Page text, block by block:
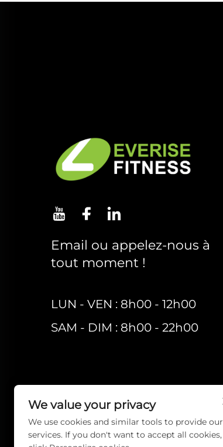
Email ou appelez-nous à
tout moment !
LUN - VEN : 8h00 - 12h00
SAM - DIM : 8h00 - 22h00
We value your privacy
We use cookies and similar tools to provide our
services. If you don't want to accept all cookies,